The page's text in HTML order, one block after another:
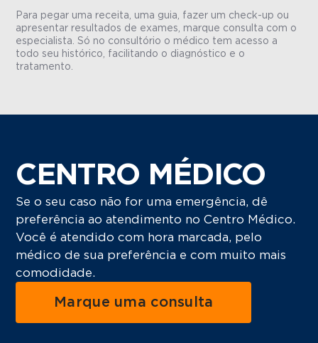
Para pegar uma receita, uma guia, fazer um check-up ou
apresentar resultados de exames, marque consulta com o
especialista. Só no consultório o médico tem acesso a
todo seu histórico, facilitando o diagnóstico e o
tratamento.
CENTRO MÉDICO
Se o seu caso não for uma emergência, dê
preferência ao atendimento no Centro Médico.
Você é atendido com hora marcada, pelo
médico de sua preferência e com muito mais
comodidade.
Marque uma consulta